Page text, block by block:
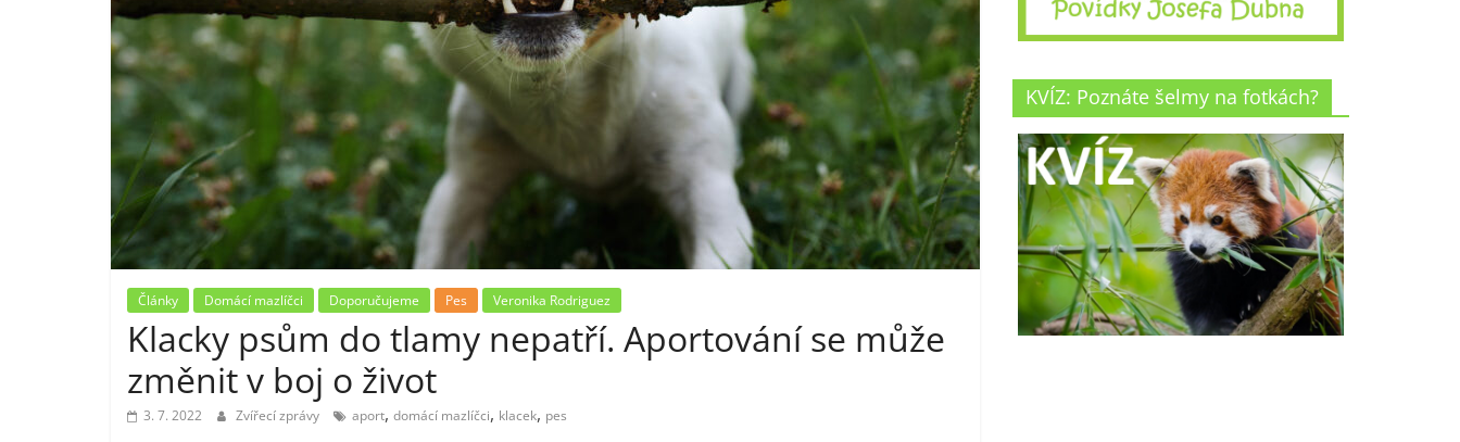
Články Domácí mazlíčci Doporučujeme Pes Veronika Rodriguez
Klacky psům do tlamy nepatří. Aportování se může
změnit v boj o život
3. 7. 2022 Zvířecí zprávy aport, domácí mazlíčci, klacek, pes
KVÍZ: Poznáte šelmy na fotkách?